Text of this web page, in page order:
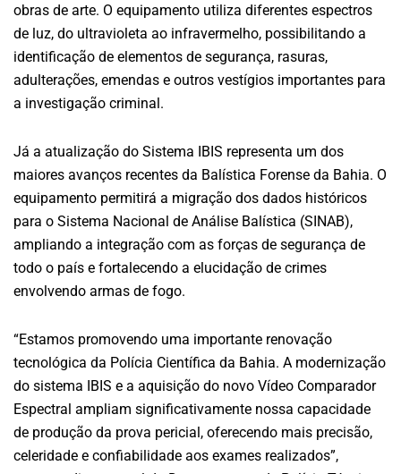
obras de arte. O equipamento utiliza diferentes espectros
de luz, do ultravioleta ao infravermelho, possibilitando a
identificação de elementos de segurança, rasuras,
adulterações, emendas e outros vestígios importantes para
a investigação criminal.
Já a atualização do Sistema IBIS representa um dos
maiores avanços recentes da Balística Forense da Bahia. O
equipamento permitirá a migração dos dados históricos
para o Sistema Nacional de Análise Balística (SINAB),
ampliando a integração com as forças de segurança de
todo o país e fortalecendo a elucidação de crimes
envolvendo armas de fogo.
“Estamos promovendo uma importante renovação
tecnológica da Polícia Científica da Bahia. A modernização
do sistema IBIS e a aquisição do novo Vídeo Comparador
Espectral ampliam significativamente nossa capacidade
de produção da prova pericial, oferecendo mais precisão,
celeridade e confiabilidade aos exames realizados”,